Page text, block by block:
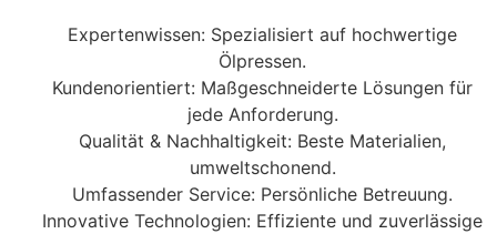
Expertenwissen: Spezialisiert auf hochwertige
Ölpressen.
Kundenorientiert: Maßgeschneiderte Lösungen für
jede Anforderung.
Qualität & Nachhaltigkeit: Beste Materialien,
umweltschonend.
Umfassender Service: Persönliche Betreuung.
Innovative Technologien: Effiziente und zuverlässige